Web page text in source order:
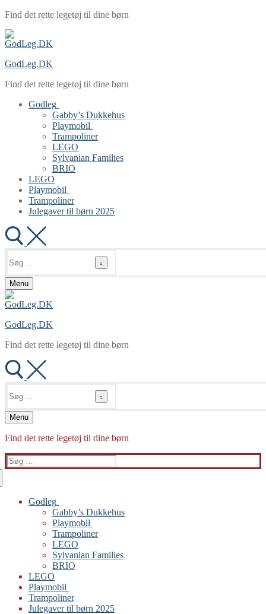
Spring
indhold
Menu
Luk
Find det rette legetøj til dine børn
GodLeg.DK
Find det rette legetøj til dine børn
Godleg
Gabby’s Dukkehus
Playmobil
Trampoliner
LEGO
Sylvanian Families
BRIO
LEGO
Playmobil
Trampoliner
Julegaver til børn 2025
efter:
Menu
GodLeg.DK
Find det rette legetøj til dine børn
efter:
Menu
Find det rette legetøj til dine børn
Søg
efter:
Godleg
Gabby’s Dukkehus
Playmobil
Trampoliner
LEGO
Sylvanian Families
BRIO
LEGO
Playmobil
Trampoliner
Julegaver til børn 2025